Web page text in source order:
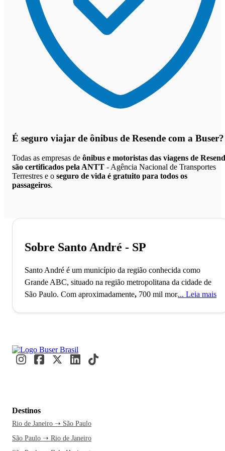
É seguro viajar de ônibus de Resende com a Buser?
Todas as empresas de ônibus e motoristas das viagens de
são certificados pela ANTT - Agência Nacional de Transportes
Terrestres e o seguro de vida é gratuito para todos os
passageiros.
Sobre Santo André - SP
Santo André é um município da região conhecida como
Grande ABC, situado na região metropolitana da cidade de
São Paulo. Com aproximadamente, 700 mil moradores, a
Um ponto importante sobre a história de Santo André que
vale a pena você saber é que a partir das segunda metade
atendiam toda essa cadeia de produção, passou a enfrentar
uma realidade diferente. Com a "guerra fiscal", promovida
principalmente por outras cidades do interior paulista na
Leia mais
Destinos
Rio de Janeiro ➝ São Paulo
São Paulo ➝ Rio de Janeiro